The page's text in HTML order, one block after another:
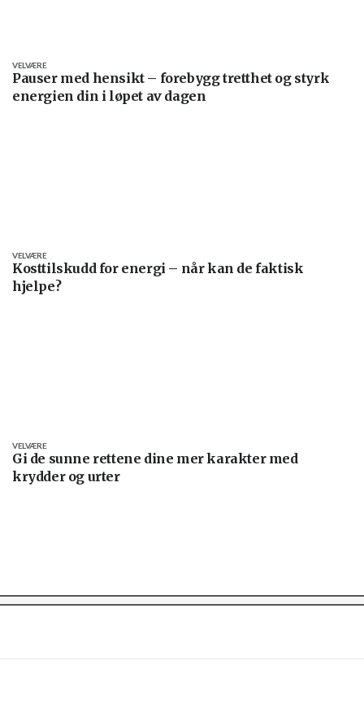
Pauser med hensikt – forebygg tretthet og styrk
energien din i løpet av dagen
VELVÆRE
Kosttilskudd for energi – når kan de faktisk
hjelpe?
VELVÆRE
Gi de sunne rettene dine mer karakter med
krydder og urter
VELVÆRE